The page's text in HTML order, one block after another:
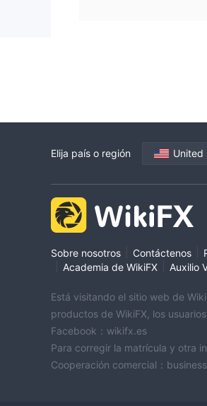
Elija país o región United
Sobre nosotros Contáctenos
Academia de WikiFX Auxilio
Está visitando el sitio web de
productos de WikiFX, los
Facebook：wikifx.es
Para corregir la matrícula y otra
Cooperación comercial：